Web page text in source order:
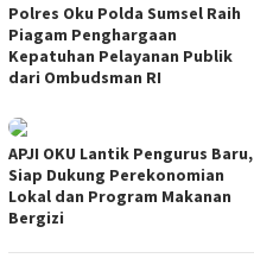
Polres Oku Polda Sumsel Raih
Piagam Penghargaan
Kepatuhan Pelayanan Publik
dari Ombudsman RI
APJI OKU Lantik Pengurus Baru,
Siap Dukung Perekonomian
Lokal dan Program Makanan
Bergizi